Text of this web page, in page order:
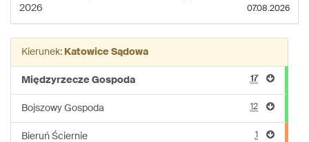
2026
07.08.2026
Kierunek: Katowice Sądowa
Międzyrzecze Gospoda 17
Bojszowy Gospoda 12
Bieruń Ściernie 1